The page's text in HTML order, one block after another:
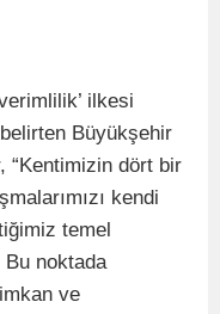
ilkesi
Büyükşehir
“Kentimizin dört bir
kendi
temel
noktada
ve